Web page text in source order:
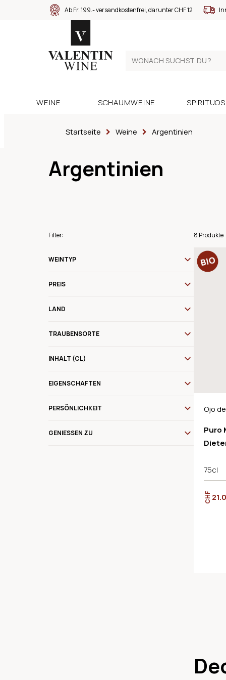
Ab Fr. 199.- versandkostenfrei, darunter CHF 12
WEINE SCHAUMWEINE
Startseite Weine Argentinien
Argentinien
Filter:
WEINTYP
PREIS
LAND
TRAUBENSORTE
INHALT (CL)
EIGENSCHAFTEN
PERSÖNLICHKEIT
GENIESSEN ZU
8 Produkte
Ojo
Puro
75cl
CHF